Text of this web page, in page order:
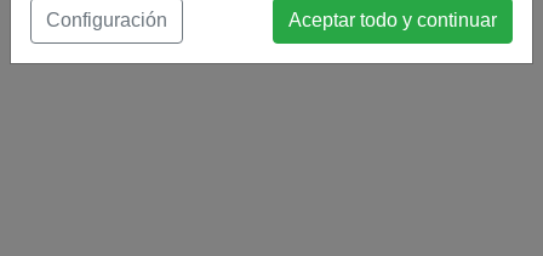
Configuración Aceptar todo y continuar